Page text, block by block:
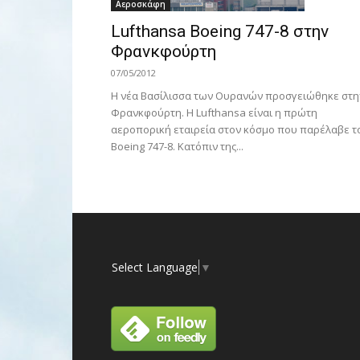
Αεροσκάφη
Lufthansa Boeing 747-8 στην
Φρανκφούρτη
07/05/2012
Η νέα Βασίλισσα των Ουρανών προσγειώθηκε
Φρανκφούρτη. Η Lufthansa είναι η πρώτη
αεροπορική εταιρεία στον κόσμο που παρέλαβε
Boeing 747-8. Κατόπιν της...
Select Language ▼